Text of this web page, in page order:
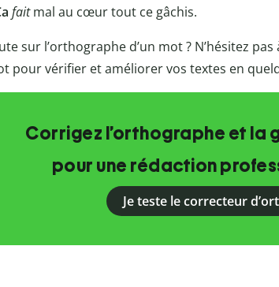
faitmal au cœur tout ce gâchis.
sur l’orthographe d’un mot ? N’hésitez
pour vérifier et améliorer vos textes en
Corrigez l’orthographe et la
pour une rédaction
Je teste le correcteur